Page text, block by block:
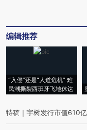
编辑推荐
“入侵”还是“人道危机” 难
民潮撕裂西班牙飞地休达
特稿 ｜ 宇树发行市值610